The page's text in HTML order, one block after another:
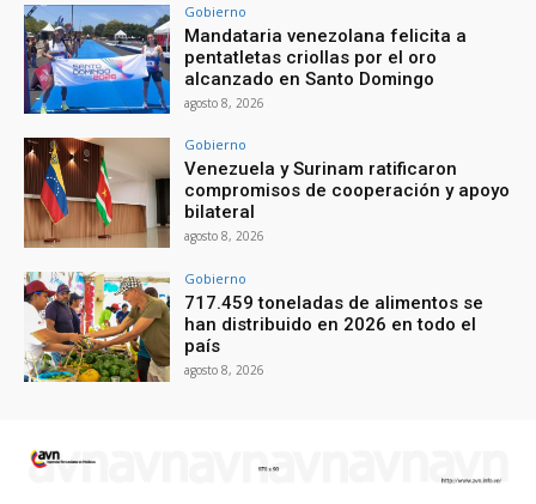
Gobierno
Mandataria venezolana felicita a
pentatletas criollas por el oro
alcanzado en Santo Domingo
agosto 8, 2026
Gobierno
Venezuela y Surinam ratificaron
compromisos de cooperación y apoyo
bilateral
agosto 8, 2026
Gobierno
717.459 toneladas de alimentos se
han distribuido en 2026 en todo el
país
agosto 8, 2026